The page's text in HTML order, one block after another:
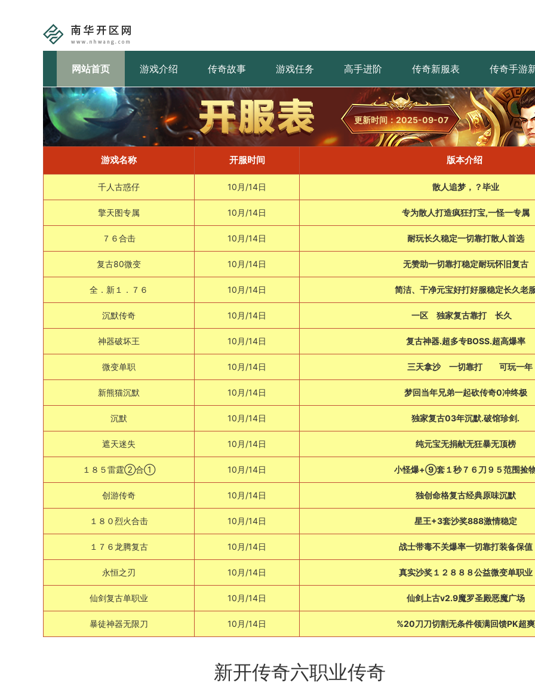
网站首页 游戏介绍 传奇故事 游戏任务 高手进阶 传奇新服表 传奇手游
更新时间：2025-09-07
游戏名称 开服时间 版本介绍
千人古惑仔 10月/14日 散人追梦，？毕业
擎天图专属 10月/14日 专为散人打造疯狂打宝,一怪一专属
７６合击 10月/14日 耐玩长久稳定一切靠打散人首选
复古80微变 10月/14日 无赞助一切靠打稳定耐玩怀旧复古
全．新１．７６ 10月/14日 简洁、干净元宝好打好服稳定长久老
沉默传奇 10月/14日 一区 独家复古靠打 长久
神器破坏王 10月/14日 复古神器.超多专BOSS.超高爆率
微变单职 10月/14日 三天拿沙 一切靠打 可玩一年
新熊猫沉默 10月/14日 梦回当年兄弟一起砍传奇0冲终极
沉默 10月/14日 独家复古03年沉默.破馆珍剑.
遮天迷失 10月/14日 纯元宝无捐献无狂暴无顶榜
１８５雷霆②合① 10月/14日 小怪爆+⑨套１秒７６刀９５范围捡
创游传奇 10月/14日 独创命格复古经典原味沉默
１８０烈火合击 10月/14日 星王+3套沙奖888激情稳定
１７６龙腾复古 10月/14日 战士带毒不关爆率一切靠打装备保值
永恒之刃 10月/14日 真实沙奖１２８８８公益微变单职业
仙剑复古单职业 10月/14日 仙剑上古v2.9魔罗圣殿恶魔广场
暴徒神器无限刀 10月/14日 %20刀刀切割无条件领满回馈PK超爽
新开传奇六职业传奇